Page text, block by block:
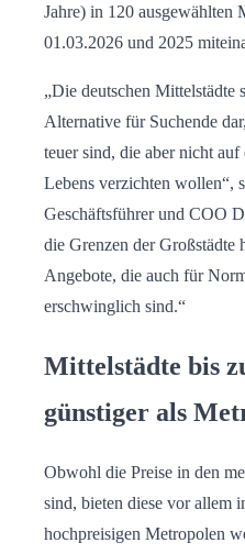
Jahre) in 120 ausgewählten
01.03.2026 und 2025
„Die deutschen Mittelstädte
Alternative für Suchende
teuer sind, die aber nicht
Lebens verzichten wollen“,
Geschäftsführer und COO
die Grenzen der
Angebote, die auch für
erschwinglich sind.“
Mittelstädte bis
günstiger als
Obwohl die Preise in den
sind, bieten diese vor allem
hochpreisigen Metropolen